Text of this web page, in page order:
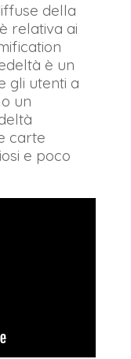
della
relativa ai
è un
gli utenti a
un
carte
e poco